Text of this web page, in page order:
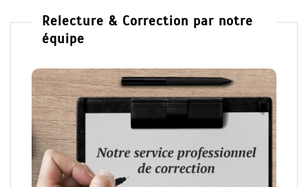
Relecture & Correction par notre
équipe